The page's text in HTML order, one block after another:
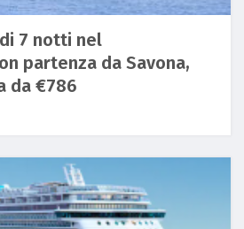
7 notti nel
partenza da Savona,
da €786